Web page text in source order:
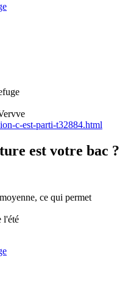
c-est-parti-t32884.html
est votre bac ?
ce qui permet
l'été